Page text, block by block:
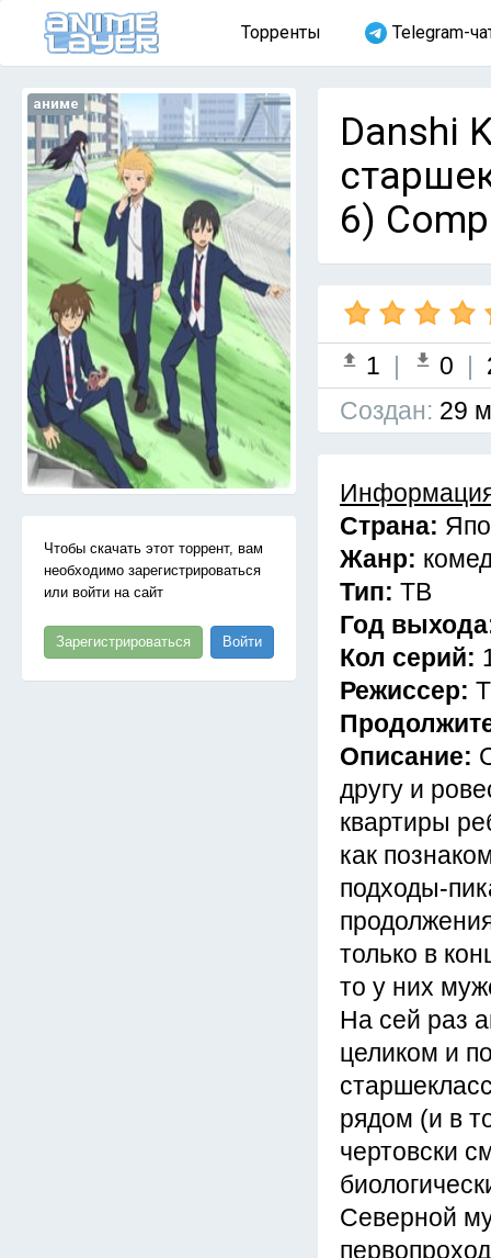
Торренты Telegram-
аниме
Чтобы скачать этот торрент, вам
необходимо зарегистрироваться
или войти на сайт
Зарегистрироваться Войти
Danshi
6)
1 | 0 |
Cоздан: 29
Страна:
Жанр:
Тип: ТВ
Год
Кол серий:
Режиссер:
Описание:
другу и
квартиры
как
подходы-
только в
то у них
На сей раз
целиком и
рядом (и в
чертовски
Северной